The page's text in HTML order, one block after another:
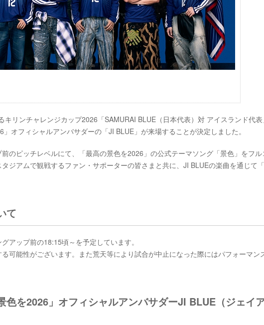
リンチャレンジカップ2026「SAMURAI BLUE（日本代表）対 アイスランド代
オフィシャルアンバサダーの「JI BLUE」が来場することが決定しました。
のピッチレベルにて、「最高の景色を2026」の公式テーマソング「景色」をフル
ジアムで観戦するファン・サポーターの皆さまと共に、JI BLUEの楽曲を通じて
て
アップ前の18:15頃～を予定しています。
可能性がございます。また荒天等により試合が中止になった際にはパフォーマン
色を2026」オフィシャルアンバサダーJI BLUE（ジェイ